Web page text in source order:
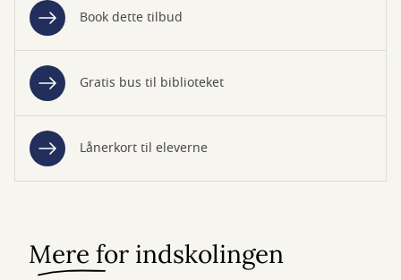
Book dette tilbud
Gratis bus til biblioteket
Lånerkort til eleverne
Mere for indskolingen